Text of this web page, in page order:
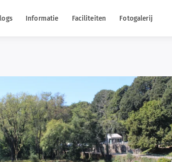
Informatie Faciliteiten Fotogalerij